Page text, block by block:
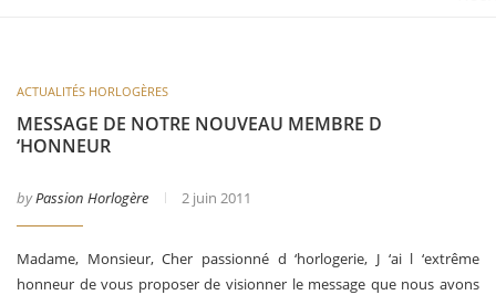
ACTUALITÉS HORLOGÈRES
MESSAGE DE NOTRE NOUVEAU MEMBRE D
‘HONNEUR
byPassion Horlogère 2 juin 2011
Madame, Monsieur, Cher passionné d ‘horlogerie, J ‘ai l ‘extrême
honneur de vous proposer de visionner le message que nous avons